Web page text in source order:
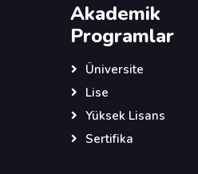
Akademik
Programlar
Üniversite
Lise
Yüksek Lisans
Sertifika